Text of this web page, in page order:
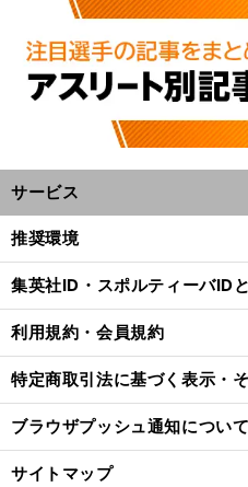
サービス
推奨環境
集英社ID・スポルティーバID
利用規約・会員規約
特定商取引法に基づく表示・
ブラウザプッシュ通知について
サイトマップ